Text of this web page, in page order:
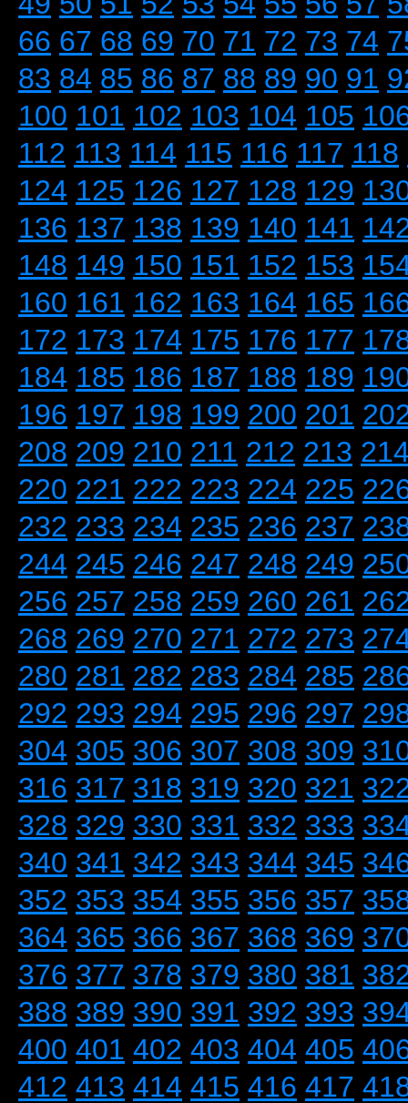
66 67 68 69 70 71 72 73 74
83 84 85 86 87 88 89 90 91
100 101 102 103 104 105
112 113 114 115 116 117 118
124 125 126 127 128 129
136 137 138 139 140 141
148 149 150 151 152 153
160 161 162 163 164 165
172 173 174 175 176 177
184 185 186 187 188 189
196 197 198 199 200 201
208 209 210 211 212 213
220 221 222 223 224 225
232 233 234 235 236 237
244 245 246 247 248 249
256 257 258 259 260 261
268 269 270 271 272 273
280 281 282 283 284 285
292 293 294 295 296 297
304 305 306 307 308 309
316 317 318 319 320 321
328 329 330 331 332 333
340 341 342 343 344 345
352 353 354 355 356 357
364 365 366 367 368 369
376 377 378 379 380 381
388 389 390 391 392 393
400 401 402 403 404 405
412 413 414 415 416 417